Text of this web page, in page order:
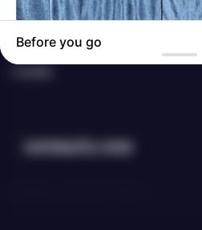
Before you go